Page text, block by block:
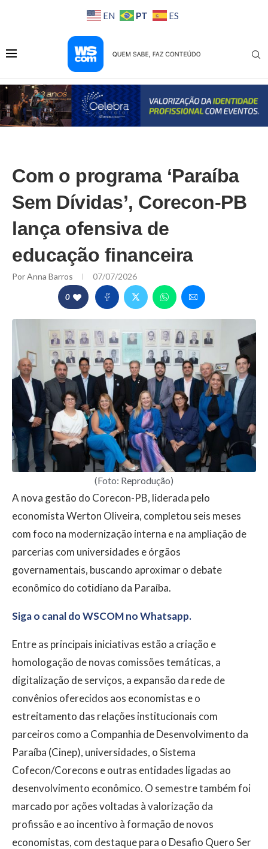
EN PT ES
Com o programa ‘Paraíba
Sem Dívidas’, Corecon-PB
lança ofensiva de
educação financeira
PorAnna Barros 07/07/2026
0
(Foto: Reprodução)
A nova gestão do Corecon-PB, liderada pelo
economista Werton Oliveira, completou seis meses
com foco na modernização interna e na ampliação de
parcerias com universidades e órgãos
governamentais, buscando aproximar o debate
econômico do cotidiano da Paraíba.
Siga o canal do WSCOM no Whatsapp.
Entre as principais iniciativas estão a criação e
homologação de novas comissões temáticas, a
digitalização de serviços, a expansão da rede de
convênios oferecidos aos economistas e o
estreitamento das relações institucionais com
parceiros como a Companhia de Desenvolvimento da
Paraíba (Cinep), universidades, o Sistema
Cofecon/Corecons e outras entidades ligadas ao
desenvolvimento econômico. O semestre também foi
marcado por ações voltadas à valorização da
profissão e ao incentivo à formação de novos
economistas, com destaque para o Desafio Quero Ser